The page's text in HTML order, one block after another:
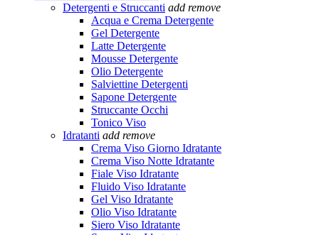
Detergenti e Struccanti add remove
Acqua e Crema Detergente
Gel Detergente
Latte Detergente
Mousse Detergente
Olio Detergente
Salviettine Detergenti
Sapone Detergente
Struccante Occhi
Tonico Viso
Idratanti add remove
Crema Viso Giorno Idratante
Crema Viso Notte Idratante
Fiale Viso Idratante
Fluido Viso Idratante
Gel Viso Idratante
Olio Viso Idratante
Siero Viso Idratante